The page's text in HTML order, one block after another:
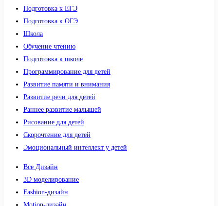
Подготовка к ЕГЭ
Подготовка к ОГЭ
Школа
Обучение чтению
Подготовка к школе
Программирование для детей
Развитие памяти и внимания
Развитие речи для детей
Раннее развитие малышей
Рисование для детей
Скорочтение для детей
Эмоциональный интеллект у детей
Все Дизайн
3D моделирование
Fashion-дизайн